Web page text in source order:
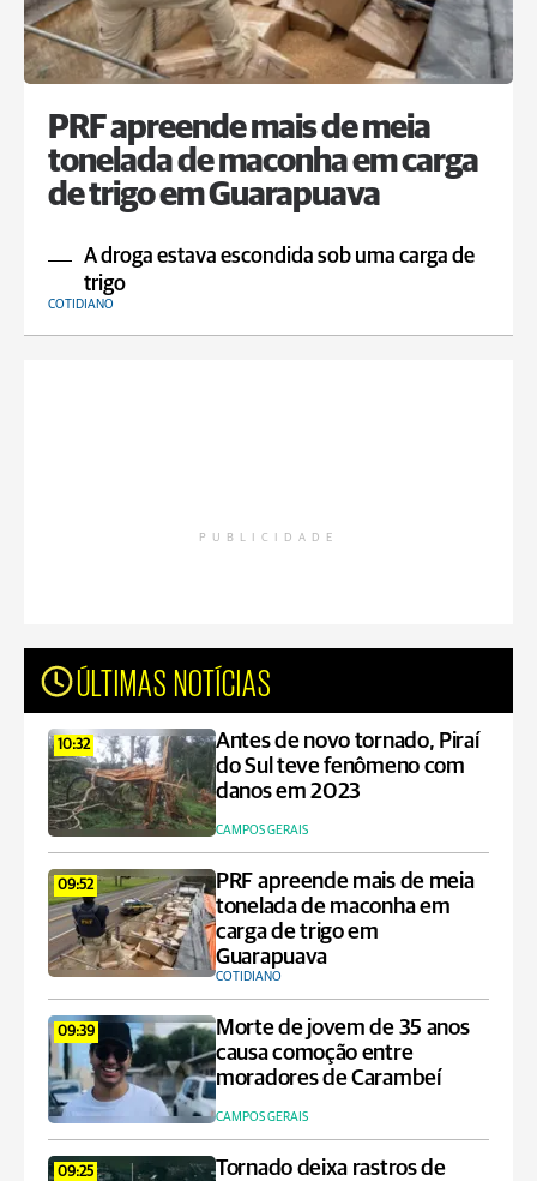
PRF apreende mais de meia
tonelada de maconha em carga
de trigo em Guarapuava
A droga estava escondida sob uma carga de
trigo
COTIDIANO
PUBLICIDADE
ÚLTIMAS NOTÍCIAS
10:32
Antes de novo tornado, Piraí
do Sul teve fenômeno com
danos em 2023
CAMPOS GERAIS
09:52
PRF apreende mais de meia
tonelada de maconha em
carga de trigo em
Guarapuava
COTIDIANO
09:39
Morte de jovem de 35 anos
causa comoção entre
moradores de Carambeí
CAMPOS GERAIS
09:25
Tornado deixa rastros de